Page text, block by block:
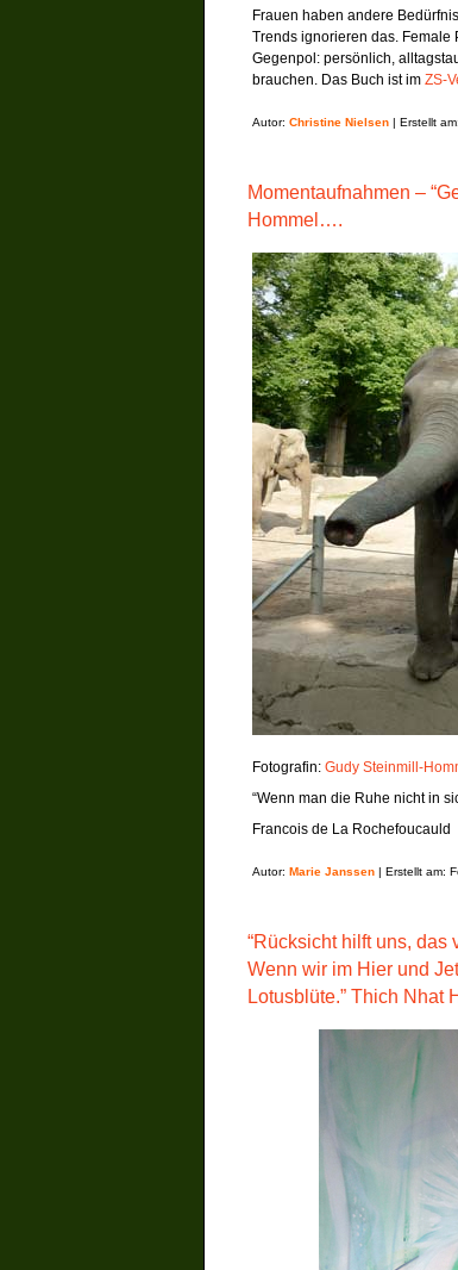
Frauen haben andere
Trends ignorieren das. Female
Gegenpol: persönlich,
brauchen. Das Buch ist im ZS-
Autor: Christine Nielsen | Erstellt
Momentaufnahmen –
Hommel….
Fotografin: Gudy Steinmill-
“Wenn man die Ruhe nicht in
Francois de La Rochefoucauld
Autor: Marie Janssen | Erstellt am:
“Rücksicht hilft uns,
Wenn wir im Hier und
Lotusblüte.” Thich Nhat